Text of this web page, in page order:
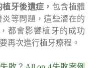
牙後遺症， 包含植體
等問題，這些潛在的
都會影響植牙的成功
再次進行植牙療程。